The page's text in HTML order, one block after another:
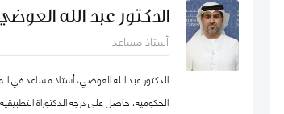
وعمل بين الفترة
وتعمير الاردنية القابضة ودارات الأردنية القابضة.
الدكتور عبد الله
أستاذ مساعد
الدكتور عبد الله العوضي، أستاذ مساعد في
الحكومية، حاصل على درجة الدكتوراة